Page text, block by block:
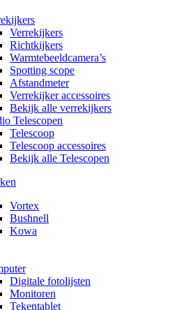
Verrekijkers
Richtkijkers
Warmtebeeldcamera’s
Spotting scope
Afstandmeter
Verrekijker accessoires
Bekijk alle verrekijkers
Telescopen
Telescoop
Telescoop accessoires
Bekijk alle Telescopen
Vortex
Bushnell
Kowa
Digitale fotolijsten
Monitoren
Tekentablet